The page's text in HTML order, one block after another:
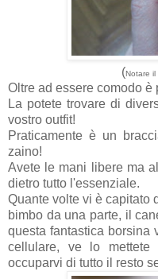
(Notare il
Oltre ad essere comodo è
La potete trovare di
vostro outfit!
Praticamente è un
zaino!
Avete le mani libere ma
dietro tutto l'essenziale.
Quante volte vi è capitato
bimbo da una parte, il
questa fantastica borsina
cellulare, ve lo
occuparvi di tutto il resto